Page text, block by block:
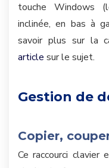
touche Windows
inclinée, en bas à
savoir plus sur la
article sur le sujet.
Gestion de
Copier,
Ce raccourci